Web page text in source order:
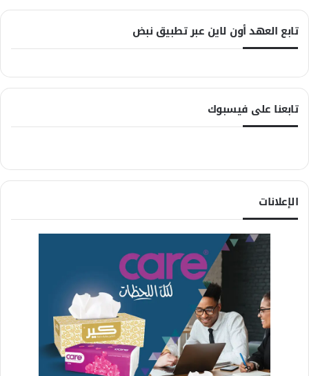
تابع العهد أون لاين عبر تطبيق نبض
تابعنا على فيسبوك
الإعلانات